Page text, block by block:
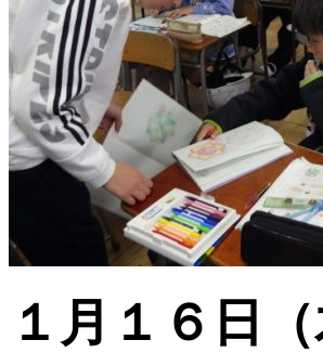
１月１６日（